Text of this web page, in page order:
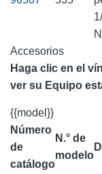
Accesorios
Haga clic en el
ver su Equipo
{{model}}
Número
de
catálogo
N.° de
modelo